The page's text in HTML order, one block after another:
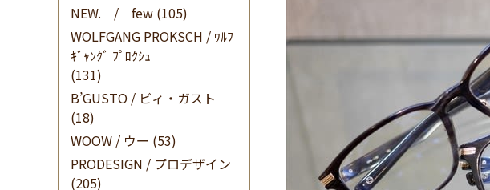
NEW. / few (105)
WOLFGANG PROKSCH / ｳﾙﾌ
ｷﾞｬﾝｸﾞ ﾌﾟﾛｸｼｭ
(131)
B’GUSTO / ビィ・ガスト
(18)
WOOW / ウー (53)
PRODESIGN / プロデザイン
(205)